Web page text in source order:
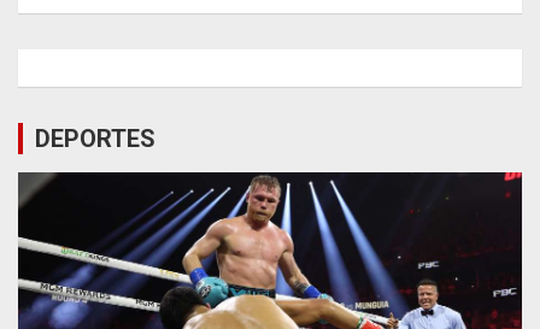
DEPORTES